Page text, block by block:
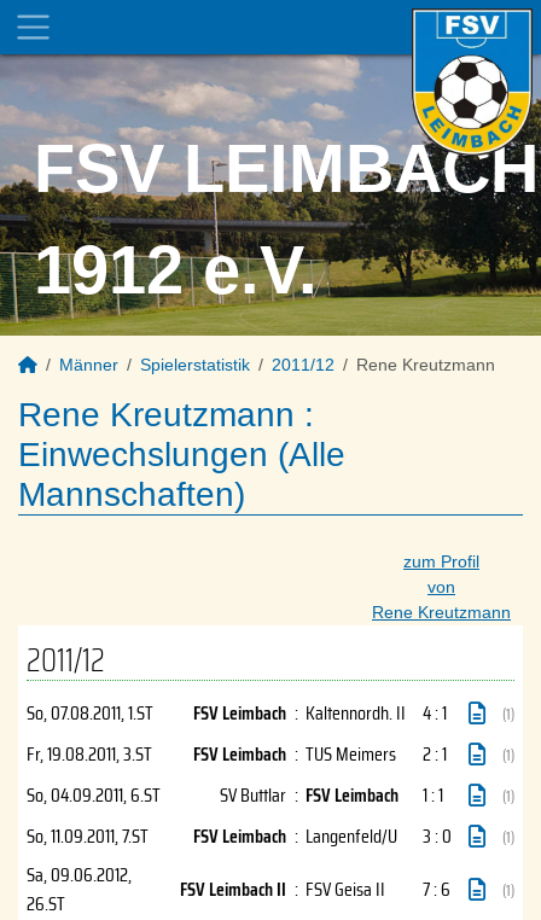
FSV LEIMBACH
1912 e.V.
Männer Spielerstatistik 2011/12 Rene Kreutzmann
Rene Kreutzmann :
Einwechslungen (Alle
Mannschaften)
zum Profil
von
Rene Kreutzmann
2011/12
So, 07.08.2011, 1.ST FSV Leimbach : Kaltennordh. II 4 : 1 (1)
Fr, 19.08.2011, 3.ST FSV Leimbach : TUS Meimers 2 : 1 (1)
So, 04.09.2011, 6.ST SV Buttlar : FSV Leimbach 1 : 1 (1)
So, 11.09.2011, 7.ST FSV Leimbach : Langenfeld/U 3 : 0 (1)
Sa, 09.06.2012,
26.ST
FSV Leimbach II : FSV Geisa II 7 : 6 (1)